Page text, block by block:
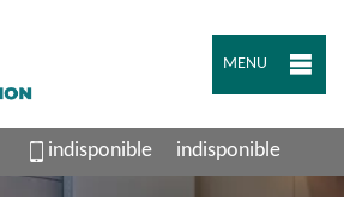
MENU
indisponible indisponible